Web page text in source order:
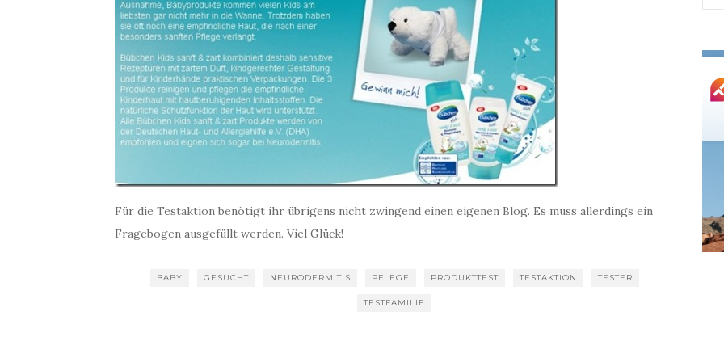
Für die Testaktion benötigt ihr übrigens nicht zwingend einen eigenen Blog. Es muss allerdings ein
Fragebogen ausgefüllt werden. Viel Glück!
BABY GESUCHT NEURODERMITIS PFLEGE PRODUKTTEST TESTAKTION TESTER
TESTFAMILIE